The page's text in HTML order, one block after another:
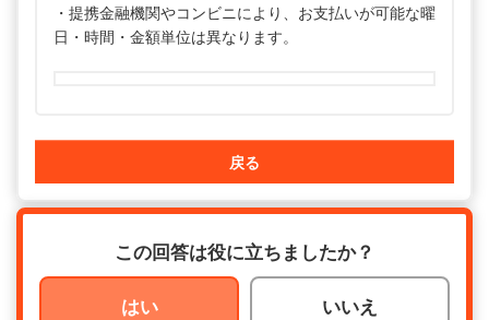
・提携金融機関やコンビニにより、お支払いが可能な曜
日・時間・金額単位は異なります。
戻る
この回答は役に立ちましたか？
はい いいえ